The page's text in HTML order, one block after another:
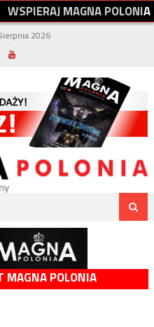
WSPIERAJMAGNAPOLONIA
2026
MAGNA POLONIA